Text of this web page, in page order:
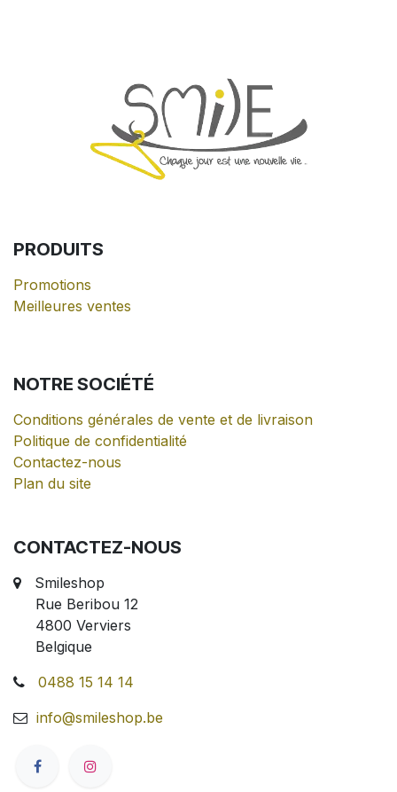
PRODUITS
Promotions
Meilleures ventes
NOTRE SOCIÉTÉ
Conditions générales de vente et de livraison
Politique de confidentialité
Contactez-nous
Plan du site
CONTACTEZ-NOUS
Smileshop
Rue Beribou 12
4800 Verviers
Belgique
0488 15 14 14
info@smileshop.be